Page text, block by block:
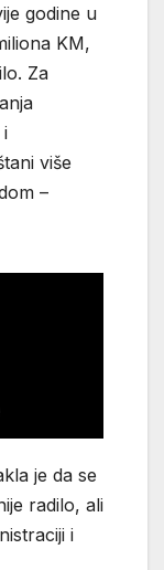
godine u
KM,
Za
i
više
–
je da se
radilo, ali
i